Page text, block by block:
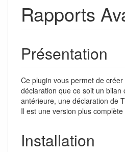
Rapports
Présentation
Ce plugin vous permet de
déclaration que ce soit un bilan
antérieure, une déclaration de
Il est une version plus
Installation